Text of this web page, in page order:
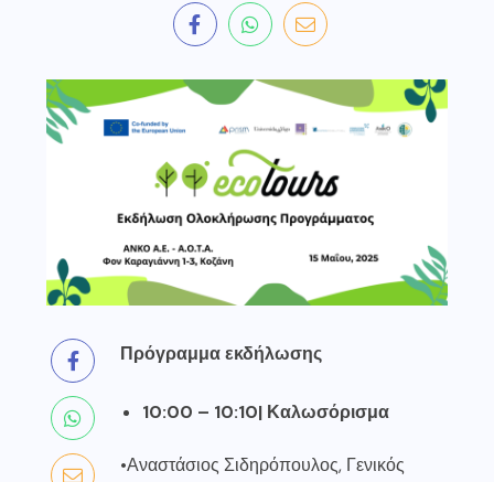
Πρόγραμμα εκδήλωσης
10:00 – 10:10| Καλωσόρισμα
•Αναστάσιος Σιδηρόπουλος, Γενικός